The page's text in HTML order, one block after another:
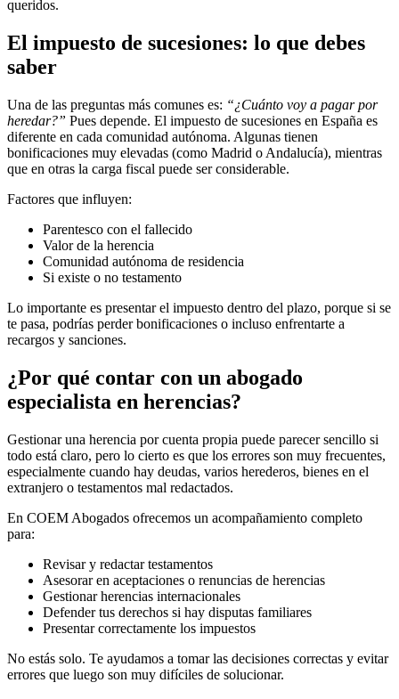
queridos.
El impuesto de sucesiones: lo que debes
saber
Una de las preguntas más comunes es: “¿Cuánto voy a pagar por
heredar?” Pues depende. El impuesto de sucesiones en España es
diferente en cada comunidad autónoma. Algunas tienen
bonificaciones muy elevadas (como Madrid o Andalucía), mientras
que en otras la carga fiscal puede ser considerable.
Factores que influyen:
Parentesco con el fallecido
Valor de la herencia
Comunidad autónoma de residencia
Si existe o no testamento
Lo importante es presentar el impuesto dentro del plazo, porque si se
te pasa, podrías perder bonificaciones o incluso enfrentarte a
recargos y sanciones.
¿Por qué contar con un abogado
especialista en herencias?
Gestionar una herencia por cuenta propia puede parecer sencillo si
todo está claro, pero lo cierto es que los errores son muy frecuentes,
especialmente cuando hay deudas, varios herederos, bienes en el
extranjero o testamentos mal redactados.
En COEM Abogados ofrecemos un acompañamiento completo
para:
Revisar y redactar testamentos
Asesorar en aceptaciones o renuncias de herencias
Gestionar herencias internacionales
Defender tus derechos si hay disputas familiares
Presentar correctamente los impuestos
No estás solo. Te ayudamos a tomar las decisiones correctas y evitar
errores que luego son muy difíciles de solucionar.